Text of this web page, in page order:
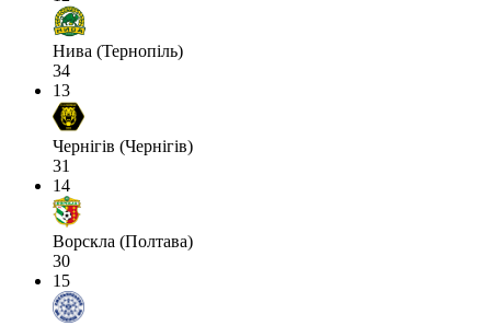
Нива (Тернопіль)
34
13
Чернігів (Чернігів)
31
14
Ворскла (Полтава)
30
15